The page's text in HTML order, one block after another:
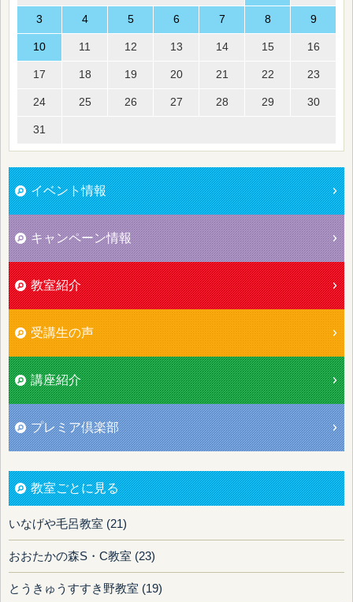
3 4 5 6 7 8 9
10 11 12 13 14 15 16
17 18 19 20 21 22 23
24 25 26 27 28 29 30
31
イベント情報
キャンペーン情報
教室紹介
受講生の声
講座紹介
プレミア倶楽部
教室ごとに見る
いなげや毛呂教室 (21)
おおたかの森S・C教室 (23)
とうきゅうすすき野教室 (19)